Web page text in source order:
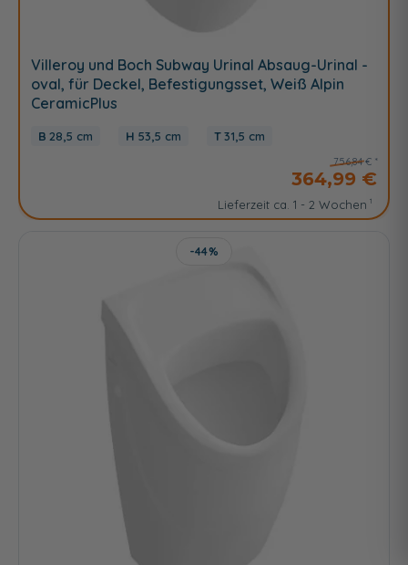
Villeroy und Boch Subway Urinal Absaug-Urinal -
oval, für Deckel, Befestigungsset, Weiß Alpin
CeramicPlus
28,5 cm 53,5 cm 31,5 cm
756,84 €
364,99 €
Lieferzeit ca. 1 - 2 Wochen
-44%